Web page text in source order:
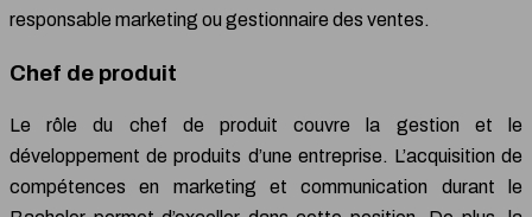
responsable marketing ou gestionnaire des ventes.
Chef de produit
Le rôle du chef de produit couvre la gestion et le
développement de produits d’une entreprise. L’acquisition de
compétences en marketing et communication durant le